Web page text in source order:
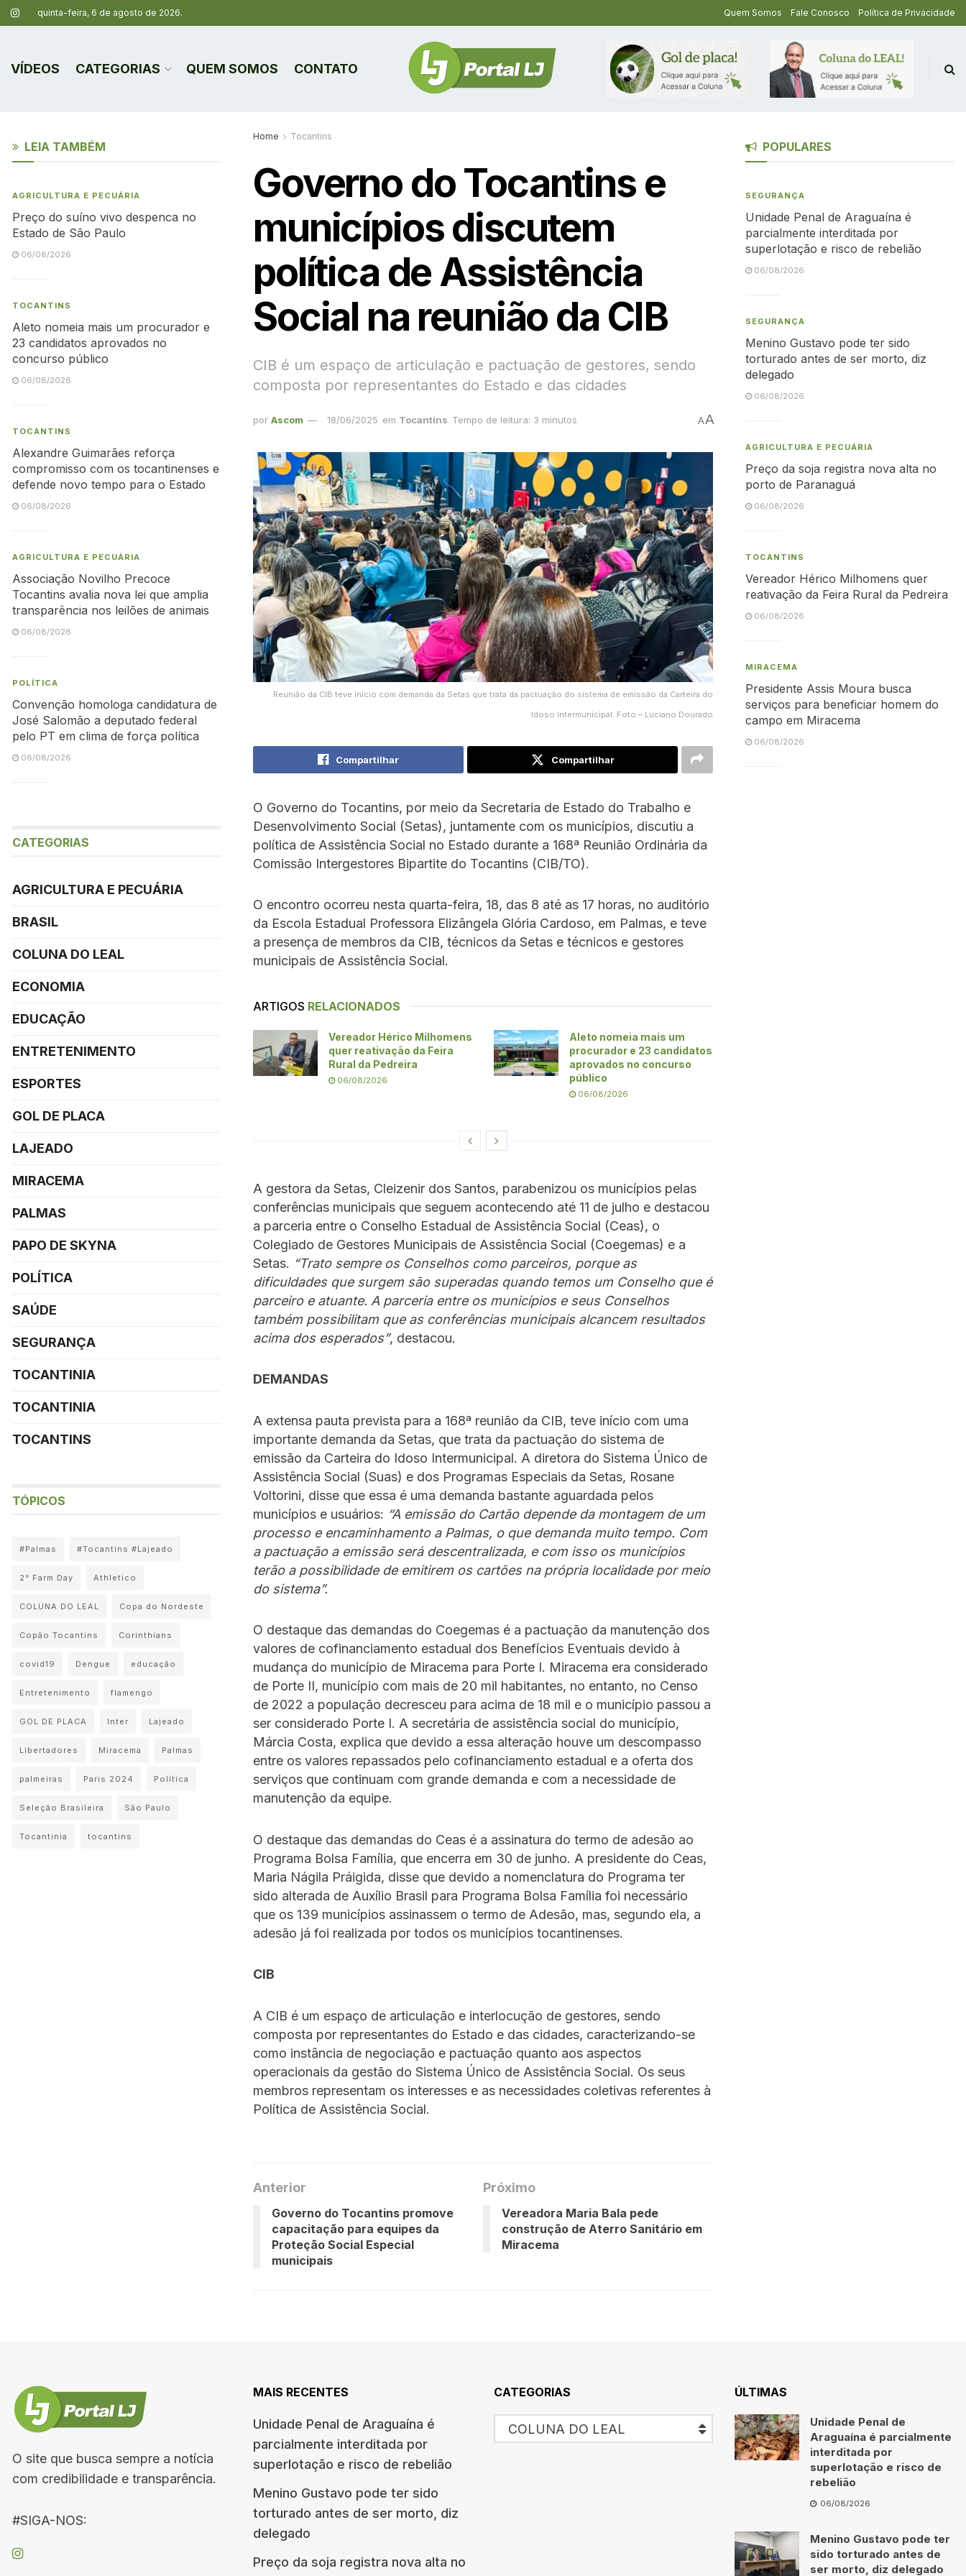
quinta-feira, 6 de agosto de 2026. Quem Somos Fale Conosco Política de Privacidade
VÍDEOS CATEGORIAS QUEM SOMOS CONTATO
Home Tocantins
Governo do Tocantins e
municípios discutem
política de Assistência
Social na reunião da CIB
CIB é um espaço de articulação e pactuação de gestores, sendo
composta por representantes do Estado e das cidades
por Ascom 18/06/2025 em Tocantins Tempo de leitura: 3 minutos AA
Reunião da CIB teve início com demanda da Setas que trata da pactuação do sistema de emissão da Carteira do
Idoso Intermunicipal. Foto – Luciano Dourado
Compartilhar Compartilhar
O Governo do Tocantins, por meio da Secretaria de Estado do Trabalho e
Desenvolvimento Social (Setas), juntamente com os municípios, discutiu a
política de Assistência Social no Estado durante a 168ª Reunião Ordinária da
Comissão Intergestores Bipartite do Tocantins (CIB/TO).
O encontro ocorreu nesta quarta-feira, 18, das 8 até as 17 horas, no auditório
da Escola Estadual Professora Elizângela Glória Cardoso, em Palmas, e teve
a presença de membros da CIB, técnicos da Setas e técnicos e gestores
municipais de Assistência Social.
ARTIGOS RELACIONADOS
Vereador Hérico Milhomens
quer reativação da Feira
Rural da Pedreira
06/08/2026
Aleto nomeia mais um
procurador e 23 candidatos
aprovados no concurso
público
06/08/2026
A gestora da Setas, Cleizenir dos Santos, parabenizou os municípios pelas
conferências municipais que seguem acontecendo até 11 de julho e destacou
a parceria entre o Conselho Estadual de Assistência Social (Ceas), o
Colegiado de Gestores Municipais de Assistência Social (Coegemas) e a
Setas. “Trato sempre os Conselhos como parceiros, porque as
dificuldades que surgem são superadas quando temos um Conselho que é
parceiro e atuante. A parceria entre os municípios e seus Conselhos
também possibilitam que as conferências municipais alcancem resultados
acima dos esperados”, destacou.
DEMANDAS
A extensa pauta prevista para a 168ª reunião da CIB, teve início com uma
importante demanda da Setas, que trata da pactuação do sistema de
emissão da Carteira do Idoso Intermunicipal. A diretora do Sistema Único de
Assistência Social (Suas) e dos Programas Especiais da Setas, Rosane
Voltorini, disse que essa é uma demanda bastante aguardada pelos
municípios e usuários: “A emissão do Cartão depende da montagem de um
processo e encaminhamento a Palmas, o que demanda muito tempo. Com
a pactuação a emissão será descentralizada, e com isso os municípios
terão a possibilidade de emitirem os cartões na própria localidade por meio
do sistema”.
O destaque das demandas do Coegemas é a pactuação da manutenção dos
valores de cofinanciamento estadual dos Benefícios Eventuais devido à
mudança do município de Miracema para Porte I. Miracema era considerado
de Porte II, município com mais de 20 mil habitantes, no entanto, no Censo
de 2022 a população decresceu para acima de 18 mil e o município passou a
ser considerado Porte I. A secretária de assistência social do município,
Márcia Costa, explica que devido a essa alteração houve um descompasso
entre os valores repassados pelo cofinanciamento estadual e a oferta dos
serviços que continuam com grande demanda e com a necessidade de
manutenção da equipe.
O destaque das demandas do Ceas é a assinatura do termo de adesão ao
Programa Bolsa Família, que encerra em 30 de junho. A presidente do Ceas,
Maria Nágila Práigida, disse que devido a nomenclatura do Programa ter
sido alterada de Auxílio Brasil para Programa Bolsa Família foi necessário
que os 139 municípios assinassem o termo de Adesão, mas, segundo ela, a
adesão já foi realizada por todos os municípios tocantinenses.
CIB
A CIB é um espaço de articulação e interlocução de gestores, sendo
composta por representantes do Estado e das cidades, caracterizando-se
como instância de negociação e pactuação quanto aos aspectos
operacionais da gestão do Sistema Único de Assistência Social. Os seus
membros representam os interesses e as necessidades coletivas referentes à
Política de Assistência Social.
Anterior
Governo do Tocantins promove
capacitação para equipes da
Proteção Social Especial
municipais
Próximo
Vereadora Maria Bala pede
construção de Aterro Sanitário em
Miracema
LEIA TAMBÉM
AGRICULTURA E PECUÁRIA
Preço do suíno vivo despenca no
Estado de São Paulo
06/08/2026
TOCANTINS
Aleto nomeia mais um procurador e
23 candidatos aprovados no
concurso público
06/08/2026
TOCANTINS
Alexandre Guimarães reforça
compromisso com os tocantinenses e
defende novo tempo para o Estado
06/08/2026
AGRICULTURA E PECUÁRIA
Associação Novilho Precoce
Tocantins avalia nova lei que amplia
transparência nos leilões de animais
06/08/2026
POLÍTICA
Convenção homologa candidatura de
José Salomão a deputado federal
pelo PT em clima de força política
06/08/2026
CATEGORIAS
AGRICULTURA E PECUÁRIA
BRASIL
COLUNA DO LEAL
ECONOMIA
EDUCAÇÃO
ENTRETENIMENTO
ESPORTES
GOL DE PLACA
LAJEADO
MIRACEMA
PALMAS
PAPO DE SKYNA
POLÍTICA
SAÚDE
SEGURANÇA
TOCANTINIA
TOCANTINIA
TOCANTINS
TÓPICOS
#Palmas #Tocantins #Lajeado
2° Farm Day Athletico
COLUNA DO LEAL Copa do Nordeste
Copão Tocantins Corinthians
covid19 Dengue educação
Entretenimento flamengo
GOL DE PLACA Inter Lajeado
Libertadores Miracema Palmas
palmeiras Paris 2024 Política
Seleção Brasileira São Paulo
Tocantinia tocantins
POPULARES
SEGURANÇA
Unidade Penal de Araguaína é
parcialmente interditada por
superlotação e risco de rebelião
06/08/2026
SEGURANÇA
Menino Gustavo pode ter sido
torturado antes de ser morto, diz
delegado
06/08/2026
AGRICULTURA E PECUÁRIA
Preço da soja registra nova alta no
porto de Paranaguá
06/08/2026
TOCANTINS
Vereador Hérico Milhomens quer
reativação da Feira Rural da Pedreira
06/08/2026
MIRACEMA
Presidente Assis Moura busca
serviços para beneficiar homem do
campo em Miracema
06/08/2026
O site que busca sempre a notícia
com credibilidade e transparência.
#SIGA-NOS:
MAIS RECENTES
Unidade Penal de Araguaína é
parcialmente interditada por
superlotação e risco de rebelião
Menino Gustavo pode ter sido
torturado antes de ser morto, diz
delegado
Preço da soja registra nova alta no
CATEGORIAS
COLUNA DO LEAL
ÚLTIMAS
Unidade Penal de
Araguaína é parcialmente
interditada por
superlotação e risco de
rebelião
06/08/2026
Menino Gustavo pode ter
sido torturado antes de
ser morto, diz delegado